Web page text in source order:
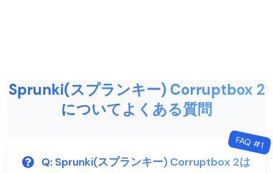
Sprunki(スプランキー) Corruptbox 2
についてよくある質問
FAQ #1
Q: Sprunki(スプランキー) Corruptbox 2は